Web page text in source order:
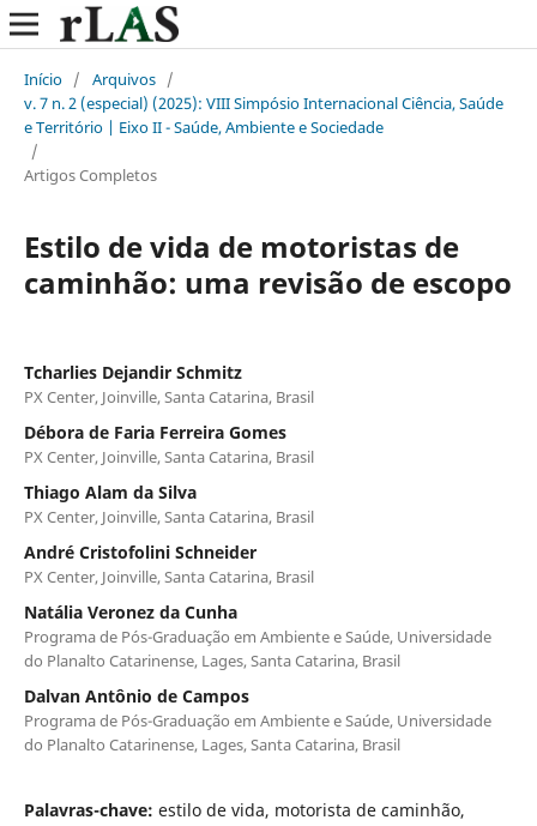
Início / Arquivos /
v. 7 n. 2 (especial) (2025): VIII Simpósio Internacional Ciência, Saúde
e Território | Eixo II - Saúde, Ambiente e Sociedade
/
Artigos Completos
Estilo de vida de motoristas de
caminhão: uma revisão de escopo
Tcharlies Dejandir Schmitz
PX Center, Joinville, Santa Catarina, Brasil
Débora de Faria Ferreira Gomes
PX Center, Joinville, Santa Catarina, Brasil
Thiago Alam da Silva
PX Center, Joinville, Santa Catarina, Brasil
André Cristofolini Schneider
PX Center, Joinville, Santa Catarina, Brasil
Natália Veronez da Cunha
Programa de Pós-Graduação em Ambiente e Saúde, Universidade
do Planalto Catarinense, Lages, Santa Catarina, Brasil
Dalvan Antônio de Campos
Programa de Pós-Graduação em Ambiente e Saúde, Universidade
do Planalto Catarinense, Lages, Santa Catarina, Brasil
Palavras-chave: estilo de vida, motorista de caminhão,